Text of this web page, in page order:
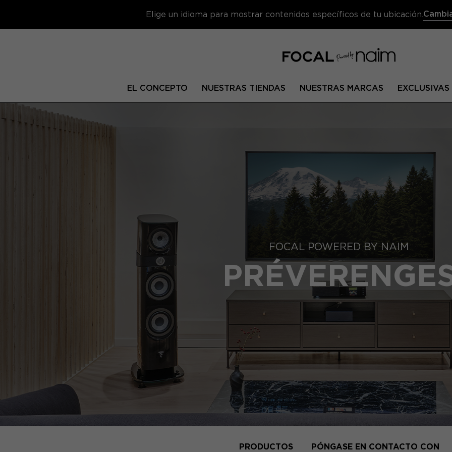
Elige un idioma para mostrar contenidos específicos de tu ubicación.
EL CONCEPTO NUESTRAS TIENDAS NUESTRAS MARCAS EXCLUSIVAS
FOCAL POWERED BY NAIM
PRODUCTOS PÓNGASE EN CONTACTO CON